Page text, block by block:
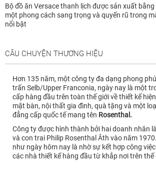
Bộ đồ ăn Versace thanh lịch được sản xuất
một phong cách sang trọng và quyến rũ trong
nổi bật
CÂU CHUYỆN THƯƠNG HIỆU
Hơn 135 năm, một công ty đa dạng phong
trấn Selb/Upper Franconia, ngày nay là một
cấp hàng đầu trên toàn thế giới về thiết kế
mặt bàn, nội thất gia đình, quà tặng và một
đẳng cấpquốc tế mang tên Rosenthal.
Công ty được hình thành bởi hai doanh nhân
và con trai Philip Rosenthal Âth vào năm 1970.
như ngày hôm nay là nhờ sự kết hợp công
các nhà thiết kế hàng đầu từ khắp nơi trên thế